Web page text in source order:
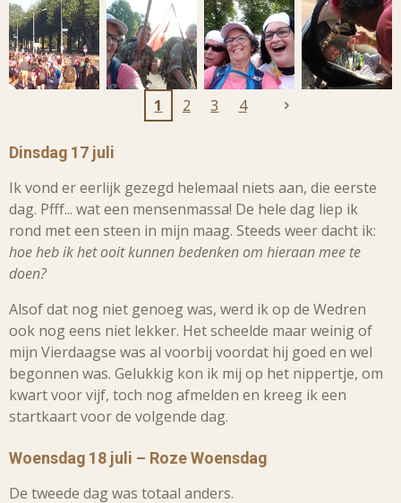
1 2 3 4
Dinsdag 17 juli
Ik vond er eerlijk gezegd helemaal niets aan, die eerste
dag. Pfff... wat een mensenmassa! De hele dag liep ik
rond met een steen in mijn maag. Steeds weer dacht ik:
hoe heb ik het ooit kunnen bedenken om hieraan mee te
doen?
Alsof dat nog niet genoeg was, werd ik op de Wedren
ook nog eens niet lekker. Het scheelde maar weinig of
mijn Vierdaagse was al voorbij voordat hij goed en wel
begonnen was. Gelukkig kon ik mij op het nippertje, om
kwart voor vijf, toch nog afmelden en kreeg ik een
startkaart voor de volgende dag.
Woensdag 18 juli – Roze Woensdag
De tweede dag was totaal anders.